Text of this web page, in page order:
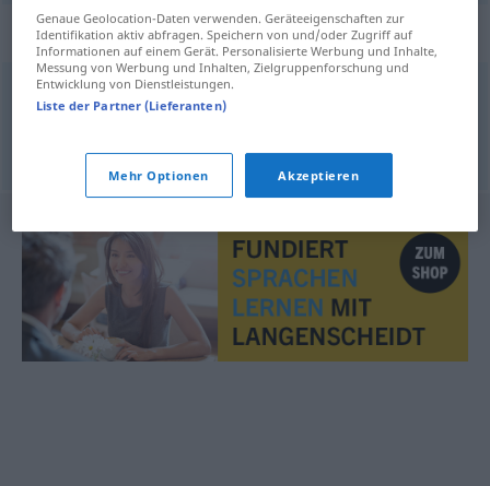
Synonyme für "proportional"
verhältnismäßig,angemessen
© OpenThesaurus.de
Genaue Geolocation-Daten verwenden. Geräteeigenschaften zur
Identifikation aktiv abfragen. Speichern von und/oder Zugriff auf
Informationen auf einem Gerät. Personalisierte Werbung und Inhalte,
Messung von Werbung und Inhalten, Zielgruppenforschung und
Entwicklung von Dienstleistungen.
Liste der Partner (Lieferanten)
Mehr Optionen Akzeptieren